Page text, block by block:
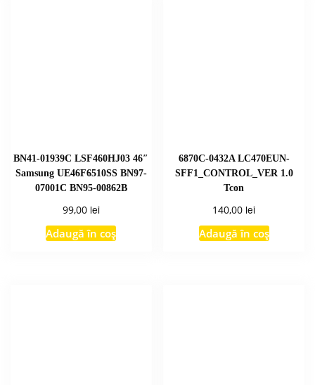
BN41-01939C LSF460HJ03 46″
Samsung UE46F6510SS BN97-
07001C BN95-00862B
99,00 lei
Adaugă în coș
6870C-0432A LC470EUN-
SFF1_CONTROL_VER 1.0
Tcon
140,00 lei
Adaugă în coș